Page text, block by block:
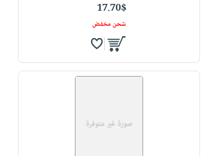
17.70$
شحن مخفض